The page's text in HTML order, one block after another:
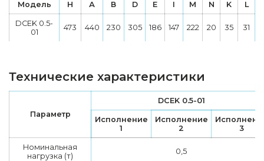
Модель H А В D E I M N K L
DCEK 0.5-
01
473 440 230 305 186 147 222 20 35 31
Технические характеристики
Параметр
DCEK 0.5-01
Исполнение
1
Исполнение
2
3
Номинальная
нагрузка (т)
0,5